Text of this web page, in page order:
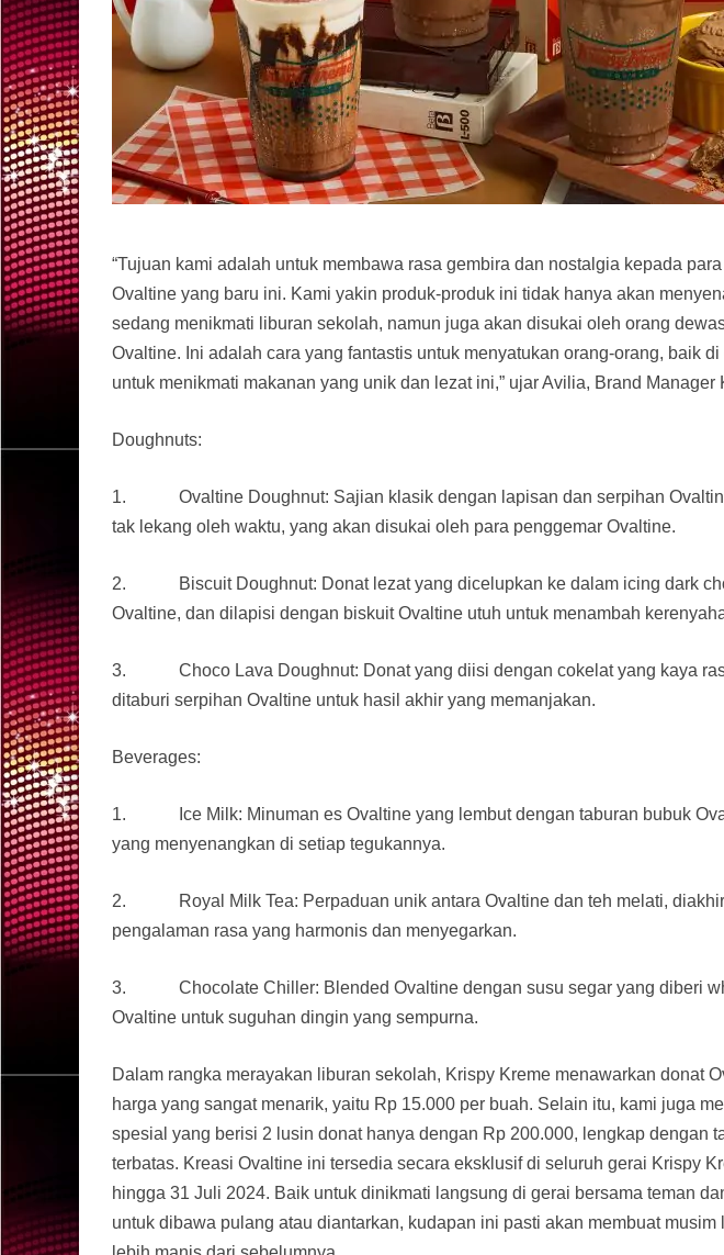
“Tujuan kami adalah untuk membawa rasa gembira dan nostalgia kepada
Ovaltine yang baru ini. Kami yakin produk-produk ini tidak hanya akan
sedang menikmati liburan sekolah, namun juga akan disukai oleh orang
Ovaltine. Ini adalah cara yang fantastis untuk menyatukan orang-orang, baik
untuk menikmati makanan yang unik dan lezat ini,” ujar Avilia, Brand Manager
Doughnuts:
1. Ovaltine Doughnut: Sajian klasik dengan lapisan dan serpihan
tak lekang oleh waktu, yang akan disukai oleh para penggemar Ovaltine.
2. Biscuit Doughnut: Donat lezat yang dicelupkan ke dalam icing dark
Ovaltine, dan dilapisi dengan biskuit Ovaltine utuh untuk menambah
3. Choco Lava Doughnut: Donat yang diisi dengan cokelat yang kaya
ditaburi serpihan Ovaltine untuk hasil akhir yang memanjakan.
Beverages:
1. Ice Milk: Minuman es Ovaltine yang lembut dengan taburan bubuk
yang menyenangkan di setiap tegukannya.
2. Royal Milk Tea: Perpaduan unik antara Ovaltine dan teh melati,
pengalaman rasa yang harmonis dan menyegarkan.
3. Chocolate Chiller: Blended Ovaltine dengan susu segar yang diberi
Ovaltine untuk suguhan dingin yang sempurna.
Dalam rangka merayakan liburan sekolah, Krispy Kreme menawarkan donat
harga yang sangat menarik, yaitu Rp 15.000 per buah. Selain itu, kami juga
spesial yang berisi 2 lusin donat hanya dengan Rp 200.000, lengkap dengan
terbatas. Kreasi Ovaltine ini tersedia secara eksklusif di seluruh gerai Krispy
hingga 31 Juli 2024. Baik untuk dinikmati langsung di gerai bersama teman
untuk dibawa pulang atau diantarkan, kudapan ini pasti akan membuat